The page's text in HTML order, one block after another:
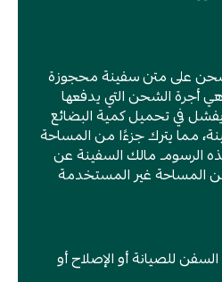
على متن سفينة محجوزة
الشحن التي يدفعها
في تحميل كمية البضائع
مما يترك جزءًا من المساحة
مالك السفينة عن
المساحة غير المستخدمة
للصيانة أو الإصلاح أو